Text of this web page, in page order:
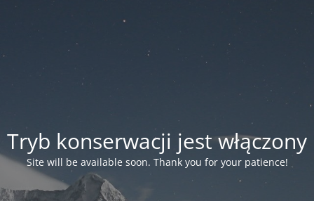
Tryb konserwacji jest włączony
Site will be available soon. Thank you for your patience!